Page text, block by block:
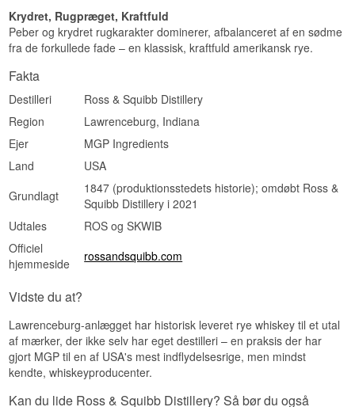
Krydret, Rugpræget, Kraftfuld
Peber og krydret rugkarakter dominerer, afbalanceret af en sødme
fra de forkullede fade – en klassisk, kraftfuld amerikansk rye.
Fakta
Destilleri
Ross & Squibb Distillery
Region
Lawrenceburg, Indiana
Ejer
MGP Ingredients
Land
USA
Grundlagt
1847 (produktionsstedets historie); omdøbt Ross &
Squibb Distillery i 2021
Udtales
ROS og SKWIB
Officiel
hjemmeside
rossandsquibb.com
Vidste du at?
Lawrenceburg-anlægget har historisk leveret rye whiskey til et utal
af mærker, der ikke selv har eget destilleri – en praksis der har
gjort MGP til en af USA's mest indflydelsesrige, men mindst
kendte, whiskeyproducenter.
Kan du lide Ross & Squibb Distillery? Så bør du også